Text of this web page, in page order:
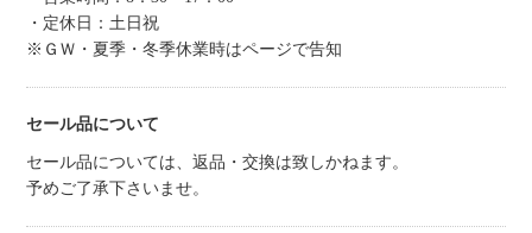
・定休日：土日祝
※ＧＷ・夏季・冬季休業時はページで告知
セール品について
セール品については、返品・交換は致しかねます。
予めご了承下さいませ。